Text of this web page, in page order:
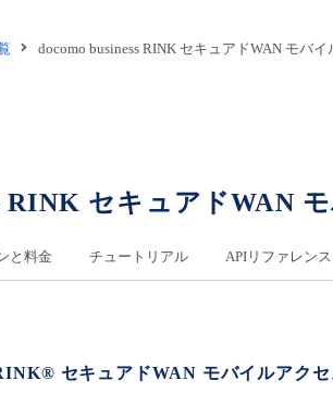
docomo business RINK セキュアドWAN モバイ
RINK セキュアドWAN
と料金 チュートリアル APIリファレンス
セキュアドWAN モバイルアク